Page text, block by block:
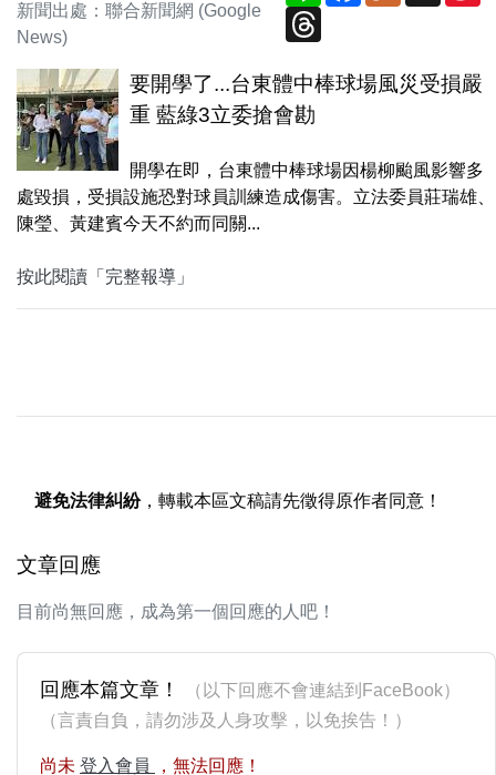
新聞出處：聯合新聞網 (Google
News)
Threads
要開學了...台東體中棒球場風災受損嚴
重 藍綠3立委搶會勘
開學在即，台東體中棒球場因楊柳颱風影響多
處毀損，受損設施恐對球員訓練造成傷害。立法委員莊瑞雄、
陳瑩、黃建賓今天不約而同關...
按此閱讀「完整報導」
避免法律糾紛，轉載本區文稿請先徵得原作者同意！
文章回應
目前尚無回應，成為第一個回應的人吧！
回應本篇文章！
（以下回應不會連結到FaceBook）
（言責自負，請勿涉及人身攻擊，以免挨告！）
尚未 登入會員 ，無法回應！